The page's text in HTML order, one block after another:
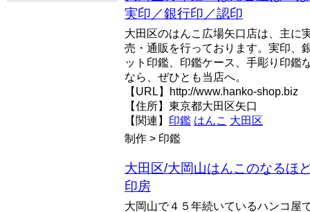
実印／銀行印／認印
大田区のはんこ広場矢口店は、主に
売・通販を行っております。実印、
ット印鑑、印鑑ケース、手彫り印鑑
なら、ぜひとも当店へ。
【URL】http://www.hanko-shop.biz
【住所】東京都大田区矢口
【関連】 印鑑 はんこ 大田区
制作 > 印鑑
大田区/大岡山はんこのなるほ
印房
大岡山で４５年続いているハンコ屋